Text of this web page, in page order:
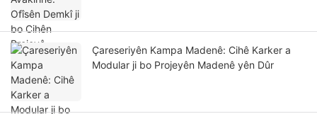
Çareseriyên Kampa Madenê: Cihê Karker a
Modular ji bo Projeyên Madenê yên Dûr